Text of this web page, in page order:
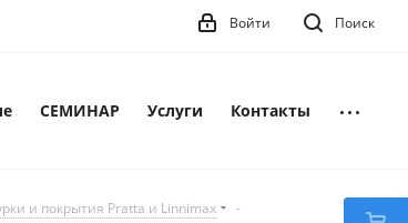
Поиск
Войти
СЕМИНАР Услуги Контакты
и покрытия Pratta и Linnimax
-